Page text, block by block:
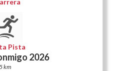
Pista
2026
km